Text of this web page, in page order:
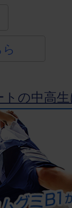
の中高